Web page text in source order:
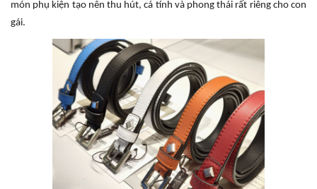
món phụ kiện tạo nên thu hút, cá tính và phong thái rất riêng cho con
gái.